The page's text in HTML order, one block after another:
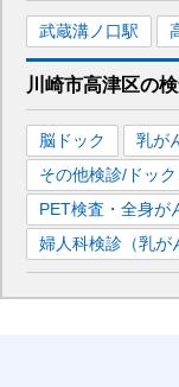
武蔵溝ノ口駅
川崎市高津区の
脳ドック 乳が
その他検診/ドック
PET検査・全身が
婦人科検診（乳が